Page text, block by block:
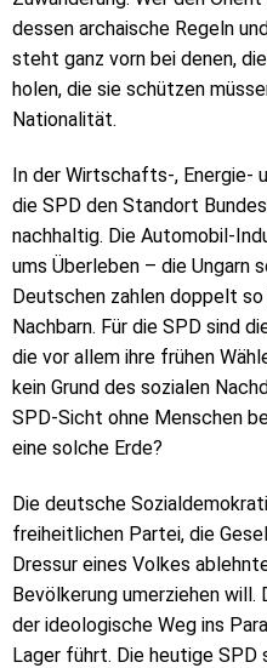
dessen archaische Regeln
steht ganz vorn bei denen,
holen, die sie schützen
Nationalität.
In der Wirtschafts-, Energie-
die SPD den Standort
nachhaltig. Die Automobil-
ums Überleben – die Ungarn
Deutschen zahlen doppelt
Nachbarn. Für die SPD sind
die vor allem ihre frühen
kein Grund des sozialen
SPD-Sicht ohne Menschen
eine solche Erde?
Die deutsche
freiheitlichen Partei, die
Dressur eines Volkes
Bevölkerung umerziehen will.
der ideologische Weg ins
Lager führt. Die heutige SPD